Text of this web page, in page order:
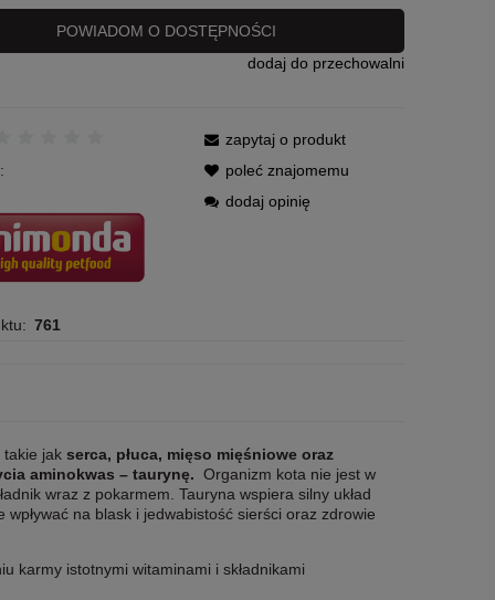
POWIADOM O DOSTĘPNOŚCI
dodaj do przechowalni
761
zapytaj o produkt
poleć znajomemu
dodaj opinię
takie jak serca, płuca, mięso mięśniowe oraz
aminokwas – taurynę. Organizm kota nie jest w
wraz z pokarmem. Tauryna wspiera silny układ
na blask i jedwabistość sierści oraz zdrowie
karmy istotnymi witaminami i składnikami